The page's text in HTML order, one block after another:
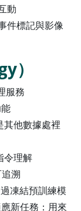
動
件標記與影像
）
服務
其他數據處裡
令理解
溯
凍結預訓練模
新任務：用來